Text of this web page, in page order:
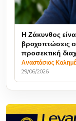
Η Ζάκυνθος
βροχοπτώσεις
προσεκτική
Αναστάσιος
29/06/2026